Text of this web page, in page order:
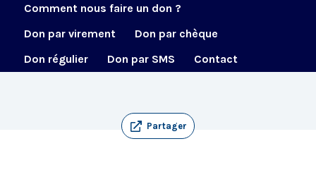
Comment nous faire un don ?
Don par virement
Don par chèque
Don régulier
Don par SMS Contact
Partager